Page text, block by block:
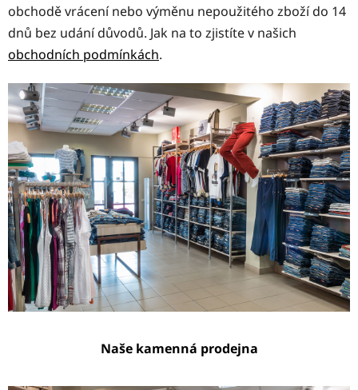
obchodě vrácení nebo výměnu nepoužitého zboží do 14
dnů bez udání důvodů. Jak na to zjistíte v našich
obchodních podmínkách.
Naše kamenná prodejna